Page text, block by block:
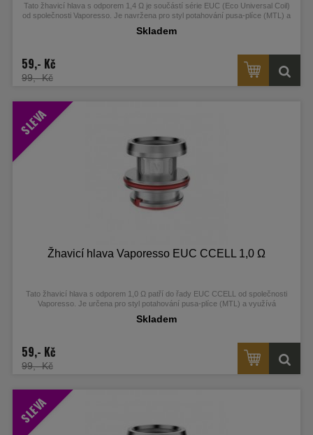
Tato žhavicí hlava s odporem 1,4 Ω je součástí série EUC (Eco Universal Coil)
od společnosti Vaporesso. Je navržena pro styl potahování pusa-plíce (MTL) a
autentickou chuť e-liquidu.
Skladem
59,- Kč
99,- Kč
SLEVA
Žhavicí hlava Vaporesso EUC CCELL 1,0 Ω
Tato žhavicí hlava s odporem 1,0 Ω patří do řady EUC CCELL od společnosti
Vaporesso. Je určena pro styl potahování pusa-plíce (MTL) a využívá
chuť e-liquidu.
Skladem
59,- Kč
99,- Kč
SLEVA